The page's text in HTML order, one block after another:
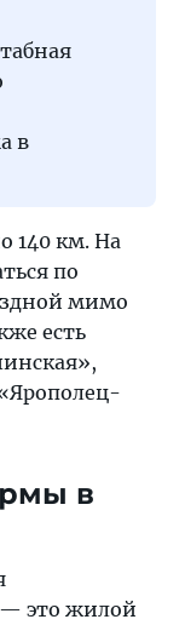
в
140 км. На
по
мимо
есть
в
— это жилой